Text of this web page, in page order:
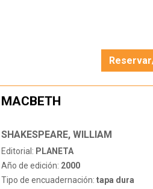
MACBETH
SHAKESPEARE, WILLIAM
Editorial: PLANETA
Año de edición: 2000
Tipo de encuadernación: tapa dura